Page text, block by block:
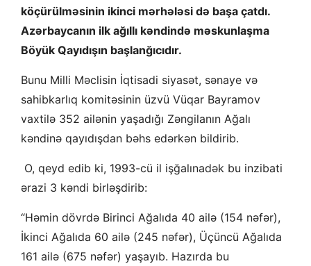
köçürülməsinin ikinci mərhələsi də başa çatdı.
Azərbaycanın ilk ağıllı kəndində məskunlaşma
Böyük Qayıdışın başlanğıcıdır.
Bunu Milli Məclisin İqtisadi siyasət, sənaye və
sahibkarlıq komitəsinin üzvü Vüqar Bayramov
vaxtilə 352 ailənin yaşadığı Zəngilanın Ağalı
kəndinə qayıdışdan bəhs edərkən bildirib.
O, qeyd edib ki, 1993-cü il işğalınadək bu inzibati
ərazi 3 kəndi birləşdirib:
“Həmin dövrdə Birinci Ağalıda 40 ailə (154 nəfər),
İkinci Ağalıda 60 ailə (245 nəfər), Üçüncü Ağalıda
161 ailə (675 nəfər) yaşayıb. Hazırda bu